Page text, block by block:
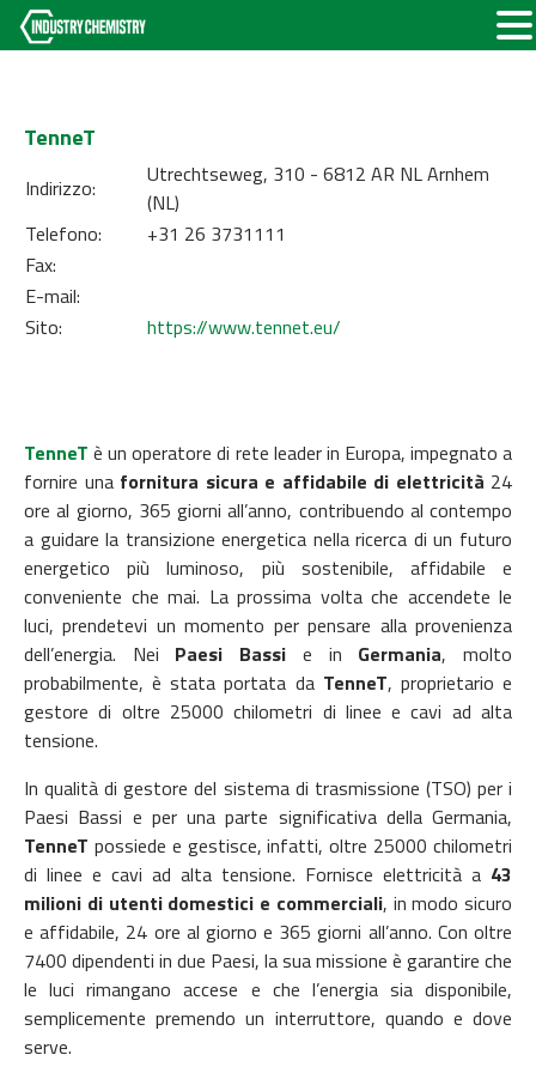
TenneT
Indirizzo:
Utrechtseweg, 310 - 6812 AR NL Arnhem
(NL)
Telefono:
+31 26 3731111
Fax:
E-mail:
Sito:
https://www.tennet.eu/
TenneT è un operatore di rete leader in Europa, impegnato a
fornire unafornitura sicura e affidabile di elettricità 24
ore al giorno, 365 giorni all’anno, contribuendo al contempo
a guidare la transizione energetica nella ricerca di un futuro
energetico più luminoso, più sostenibile, affidabile e
conveniente che mai. La prossima volta che accendete le
luci, prendetevi un momento per pensare alla provenienza
dell’energia. Nei Paesi Bassi e in Germania, molto
probabilmente, è stata portata da TenneT, proprietario e
gestore di oltre 25000 chilometri di linee e cavi ad alta
tensione.
In qualità di gestore del sistema di trasmissione (TSO) per i
Paesi Bassi e per una parte significativa della Germania,
TenneT possiede e gestisce, infatti, oltre 25000 chilometri
di linee e cavi ad alta tensione. Fornisce elettricità a 43
milioni di utenti domestici e commerciali, in modo sicuro
e affidabile, 24 ore al giorno e 365 giorni all’anno. Con oltre
7400 dipendenti in due Paesi, la sua missione è garantire che
le luci rimangano accese e che l’energia sia disponibile,
semplicemente premendo un interruttore, quando e dove
serve.